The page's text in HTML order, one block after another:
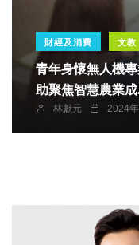
財經及消費 文教
青年身懷無人機專業返
助聚焦智慧農業
林獻元 2024